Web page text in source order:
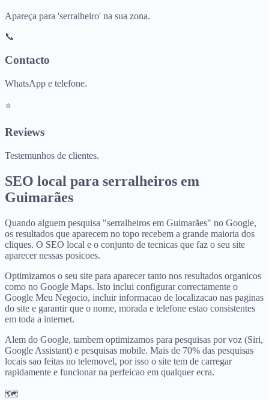
Apareça para 'serralheiro' na sua zona.
📞
Contacto
WhatsApp e telefone.
⭐
Reviews
Testemunhos de clientes.
SEO local para serralheiros em
Guimarães
Quando alguem pesquisa "serralheiros em Guimarães" no Google,
os resultados que aparecem no topo recebem a grande maioria dos
cliques. O SEO local e o conjunto de tecnicas que faz o seu site
aparecer nessas posicoes.
Optimizamos o seu site para aparecer tanto nos resultados organicos
como no Google Maps. Isto inclui configurar correctamente o
Google Meu Negocio, incluir informacao de localizacao nas paginas
do site e garantir que o nome, morada e telefone estao consistentes
em toda a internet.
Alem do Google, tambem optimizamos para pesquisas por voz (Siri,
Google Assistant) e pesquisas mobile. Mais de 70% das pesquisas
locais sao feitas no telemovel, por isso o site tem de carregar
rapidamente e funcionar na perfeicao em qualquer ecra.
🗺️